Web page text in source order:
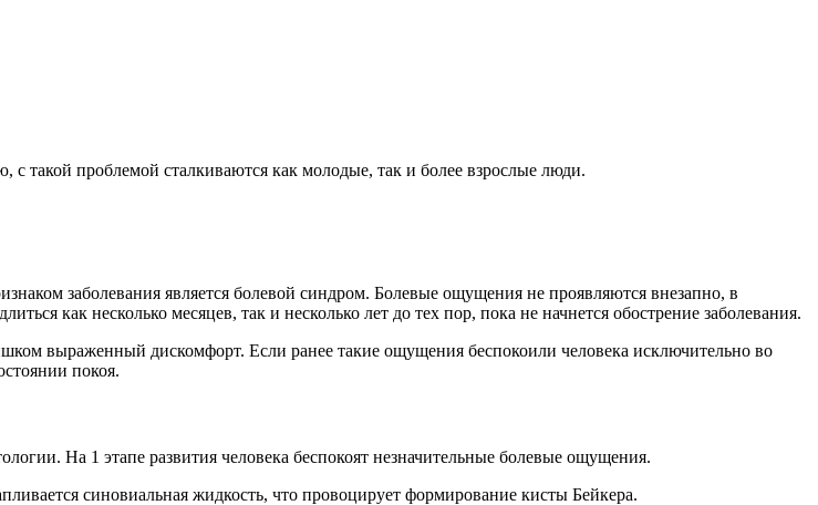
с такой проблемой сталкиваются как молодые, так и более взрослые люди.
заболевания является болевой синдром. Болевые ощущения не проявляются внезапно, в
как несколько месяцев, так и несколько лет до тех пор, пока не начнется обострение заболевания.
выраженный дискомфорт. Если ранее такие ощущения беспокоили человека исключительно во
покоя.
На 1 этапе развития человека беспокоят незначительные болевые ощущения.
синовиальная жидкость, что провоцирует формирование кисты Бейкера.